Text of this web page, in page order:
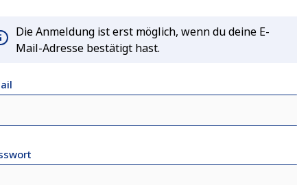
Die Anmeldung ist erst möglich, wenn du deine E-
Mail-Adresse bestätigt hast.